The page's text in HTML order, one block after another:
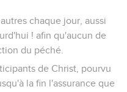
chaque jour, aussi
! afin qu'aucun de
du péché.
de Christ, pourvu
la fin l'assurance que